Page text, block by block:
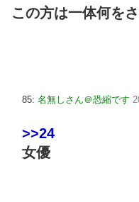
この方は一体何を
85: 名無しさん＠恐縮です
>>24
女優